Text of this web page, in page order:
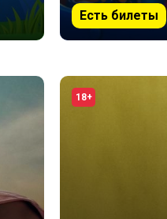
Есть билеты
18+